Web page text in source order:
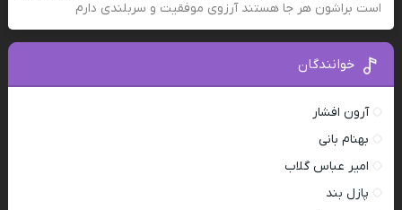
است براشون هر جا هستند آرزوی موفقیت و سربلندی دارم
خوانندگان
آرون افشار
بهنام بانی
امیر عباس گلاب
پازل بند